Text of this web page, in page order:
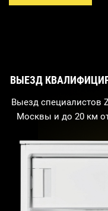
ВЫЕЗД
Выезд специалистов
Москвы и до 20 км